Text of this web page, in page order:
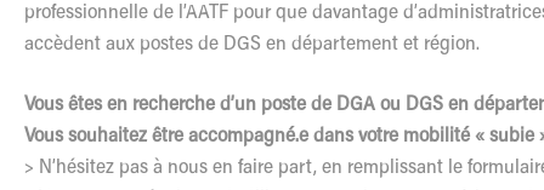
professionnelle de l’AATF pour que davantage
accèdent aux postes de DGS en département et région.
Vous êtes en recherche d’un poste de DGA ou DGS en
Vous souhaitez être accompagné.e dans votre mobilité « subie
> N’hésitez pas à nous en faire part, en remplissant le